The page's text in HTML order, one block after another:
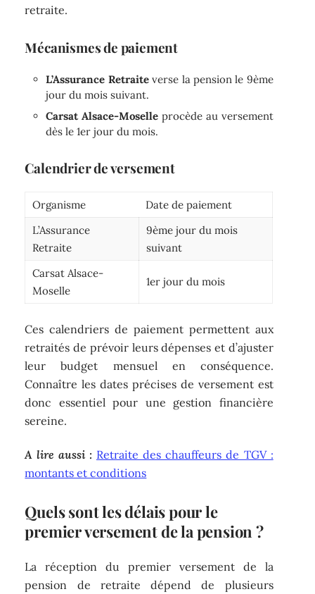
retraite.
Mécanismes de paiement
L’Assurance Retraiteverse la pension le 9ème
jour du mois suivant.
Carsat Alsace-Moselle procède au versement
dès le 1er jour du mois.
Calendrier de versement
Organisme
Date de paiement
L’Assurance
Retraite
9ème jour du mois
suivant
Carsat Alsace-
Moselle
1er jour du mois
Ces calendriers de paiement permettent aux
retraités de prévoir leurs dépenses et d’ajuster
leur budget mensuel en conséquence.
Connaître les dates précises de versement est
donc essentiel pour une gestion financière
sereine.
A lire aussi : Retraite des chauffeurs de TGV :
montants et conditions
Quels sont les délais pour le
premier versement de la pension ?
La réception du premier versement de la
pension de retraite dépend de plusieurs